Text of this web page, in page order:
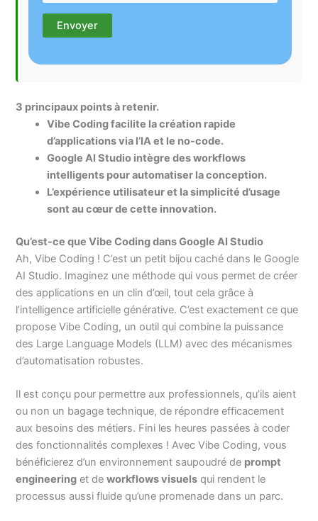
3 principaux points à retenir.
Vibe Coding facilite la création rapide
d’applications via l’IA et le no-code.
Google AI Studio intègre des workflows
intelligents pour automatiser la conception.
L’expérience utilisateur et la simplicité d’usage
sont au cœur de cette innovation.
Qu’est-ce que Vibe Coding dans Google AI Studio
Ah, Vibe Coding ! C’est un petit bijou caché dans le Google
AI Studio. Imaginez une méthode qui vous permet de créer
des applications en un clin d’œil, tout cela grâce à
l’intelligence artificielle générative. C’est exactement ce que
propose Vibe Coding, un outil qui combine la puissance
des Large Language Models (LLM) avec des mécanismes
d’automatisation robustes.
Il est conçu pour permettre aux professionnels, qu’ils aient
ou non un bagage technique, de répondre efficacement
aux besoins des métiers. Fini les heures passées à coder
des fonctionnalités complexes ! Avec Vibe Coding, vous
bénéficierez d’un environnement saupoudré de prompt
engineering et deworkflows visuels qui rendent le
processus aussi fluide qu’une promenade dans un parc.